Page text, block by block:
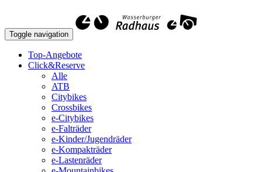
Toggle navigation
Top-Angebote
Click&Reserve
Alle
ATB
Citybikes
Crossbikes
e-Citybikes
e-Falträder
e-Kinder/Jugendräder
e-Kompakträder
e-Lastenräder